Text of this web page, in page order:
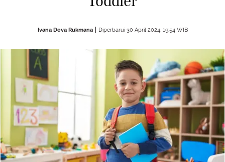
Ivana Deva Rukmana Diperbarui 30 April 2024, 19:54 WIB